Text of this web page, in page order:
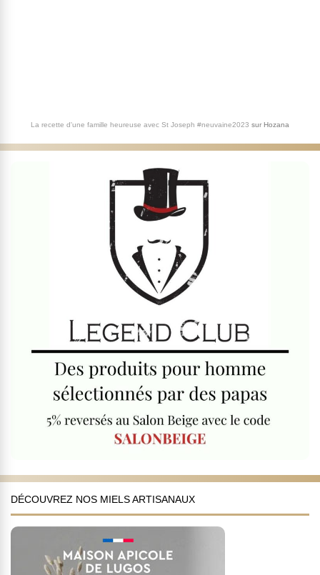
La recette d'une famille heureuse avec St Joseph #neuvaine2023 sur Hozana
DÉCOUVREZ NOS MIELS ARTISANAUX